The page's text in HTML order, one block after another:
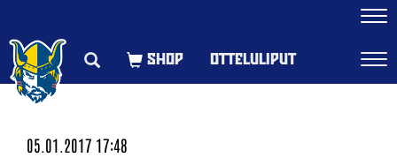
OTTELULIPUT
05.01.2017 17:48